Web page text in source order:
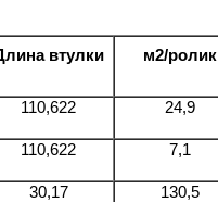
втулки м2/ролик
110,622 24,9
110,622 7,1
30,17 130,5